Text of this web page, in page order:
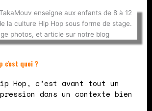
c'est quoi ?
Hop, c’est avant tout un
dans un contexte bien